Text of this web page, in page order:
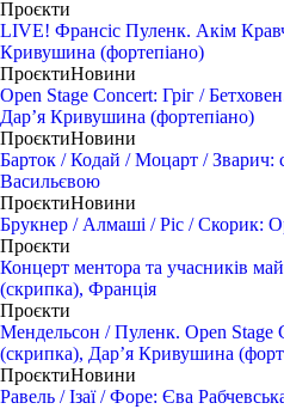
Проєкти
LIVE! Франсіс Пуленк. Акім
Кривушина (фортепіано)
ПроєктиНовини
Open Stage Concert: Гріг /
Дар’я Кривушина (фортепіано)
ПроєктиНовини
Барток / Кодай / Моцарт / Зварич:
Васильєвою
ПроєктиНовини
Брукнер / Алмаші / Ріс / Скорик:
Проєкти
Концерт ментора та учасників
(скрипка), Франція
Проєкти
Мендельсон / Пуленк. Open Stage
(скрипка), Дар’я Кривушина
ПроєктиНовини
Равель / Ізаї / Форе: Єва